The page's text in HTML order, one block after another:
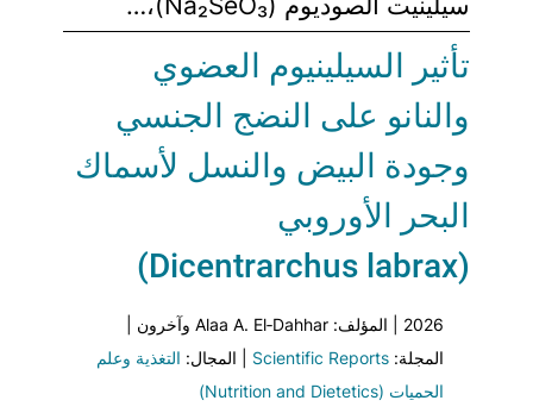
تأثير السيلينيوم العضوي
والنانو على النضج الجنسي
وجودة البيض والنسل لأسماك
البحر الأوروبي
(Dicentrarchus labrax)
2026 | المؤلف: Alaa A. El‑Dahhar وآخرون |
المجلة:Scientific Reports | المجال: التغذية وعلم
الحميات (Nutrition and Dietetics)